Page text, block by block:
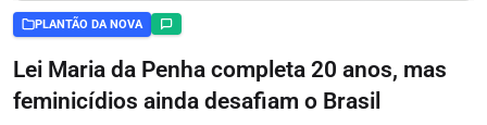
PLANTÃO DA NOVA
Lei Maria da Penha completa 20 anos, mas
feminicídios ainda desafiam o Brasil